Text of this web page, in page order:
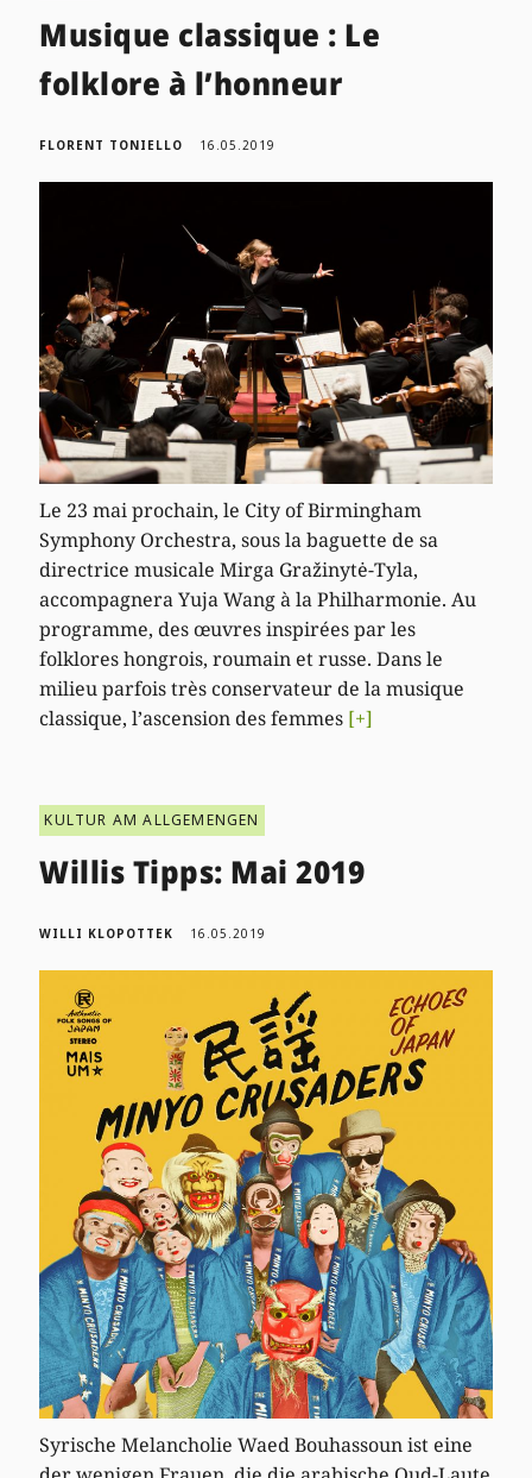
Musique classique : Le
folklore à l’honneur
FLORENT TONIELLO 16.05.2019
Le 23 mai prochain, le City of Birmingham
Symphony Orchestra, sous la baguette de sa
directrice musicale Mirga Gražinytė-Tyla,
accompagnera Yuja Wang à la Philharmonie. Au
programme, des œuvres inspirées par les
folklores hongrois, roumain et russe. Dans le
milieu parfois très conservateur de la musique
classique, l’ascension des femmes [+]
KULTUR AM ALLGEMENGEN
Willis Tipps: Mai 2019
WILLI KLOPOTTEK 16.05.2019
Syrische Melancholie Waed Bouhassoun ist eine